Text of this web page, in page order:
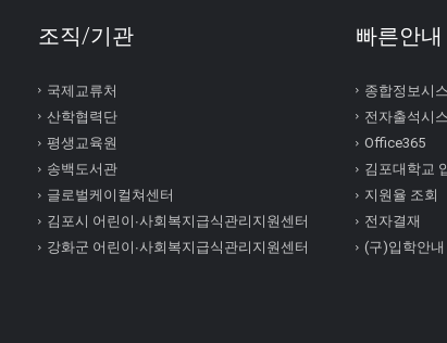
조직/기관
국제교류처
산학협력단
평생교육원
송백도서관
글로벌케이컬쳐센터
김포시 어린이∙사회복지급식관리지원센터
강화군 어린이∙사회복지급식관리지원센터
빠른안내
종합정보시
전자출석시
Office365
김포대학교
지원율 조회
전자결재
(구)입학안내